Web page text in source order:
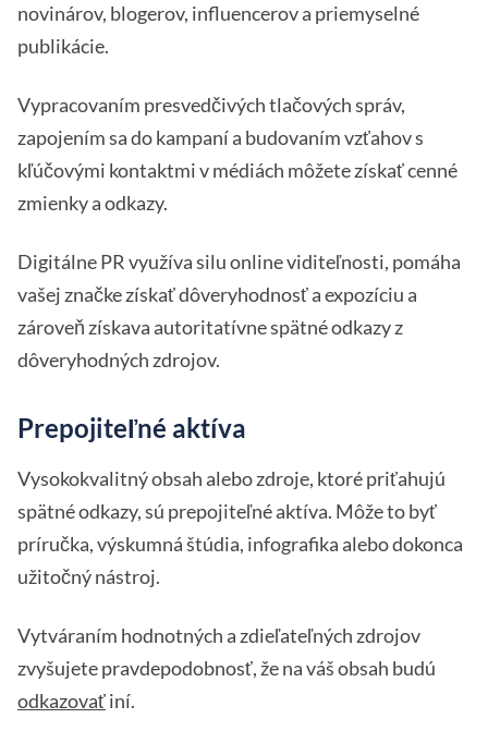
novinárov, blogerov, influencerov a priemyselné
publikácie.
Vypracovaním presvedčivých tlačových správ,
zapojením sa do kampaní a budovaním vzťahov s
kľúčovými kontaktmi v médiách môžete získať cenné
zmienky a odkazy.
Digitálne PR využíva silu online viditeľnosti, pomáha
vašej značke získať dôveryhodnosť a expozíciu a
zároveň získava autoritatívne spätné odkazy z
dôveryhodných zdrojov.
Prepojiteľné aktíva
Vysokokvalitný obsah alebo zdroje, ktoré priťahujú
spätné odkazy, sú prepojiteľné aktíva. Môže to byť
príručka, výskumná štúdia, infografika alebo dokonca
užitočný nástroj.
Vytváraním hodnotných a zdieľateľných zdrojov
zvyšujete pravdepodobnosť, že na váš obsah budú
odkazovaťiní.